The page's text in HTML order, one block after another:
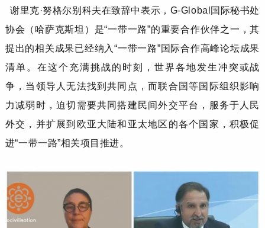
谢里克·努格尔别科夫在致辞中表示， G-Global国际秘书处
协会（哈萨克斯坦）是“一带一路”的重要合作伙伴之一，其
提出的相关成果已经纳入“一带一路”国际合作高峰论坛成果
清单。在这个充满挑战的时刻，世界各地发生冲突或战
争，当领导人无法找到共同点，而联合国等国际组织影响
力减弱时，迫切需要共同搭建民间外交平台，服务于人民
外交，并扩展到欧亚大陆和亚太地区的各个国家，积极促
进“一带一路”相关项目推进。